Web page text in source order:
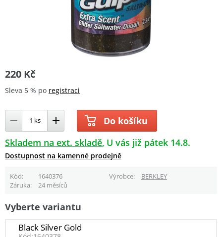
220 Kč
Sleva 5 % po registraci
Do košíku
Skladem na ext. skladě U vás již pátek 14.8.
Dostupnost na kamenné prodejně
Kód 1640376 Výrobce
BERKLEY
Záruka
24 měsíců
Vyberte variantu
Black Silver Gold